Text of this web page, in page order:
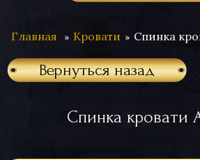
Главная Кровати Спинка
Вернуться назад
Спинка кровати